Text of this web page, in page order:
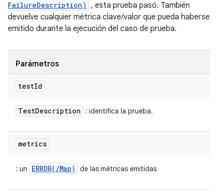
FailureDescription) , esta prueba pasó. También
devuelve cualquier métrica clave/valor que pueda haberse
emitido durante la ejecución del caso de prueba.
Parámetros
testId
TestDescription : identifica la prueba.
metrics
: un ERROR(/Map) de las métricas emitidas